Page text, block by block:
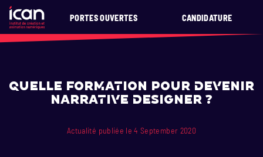
PORTES OUVERTES CANDIDATURE
Quelle formation pour devenir
narrative designer ?
Actualité publiée le 4 September 2020